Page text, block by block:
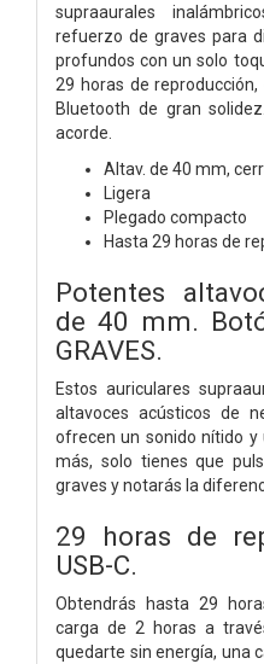
supraaurales
refuerzo de graves para
profundos con un solo
29 horas de
Bluetooth de gran
acorde.
Altav. de 40 mm,
Ligera
Plegado compacto
Hasta 29 horas de
Potentes
de 40 mm.
GRAVES.
Estos auriculares
altavoces acústicos de
ofrecen un sonido nítido y
más, solo tienes que
graves y notarás la
29 horas de
USB-C.
Obtendrás hasta 29
carga de 2 horas a
quedarte sin energía, una